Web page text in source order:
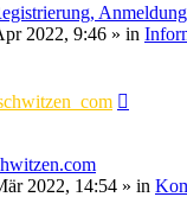
2022, 9:46 » in
2022, 14:54 » in